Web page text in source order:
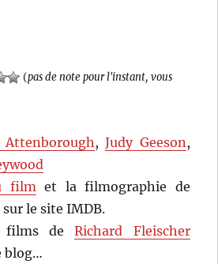
(pas de note pour l'instant, vous
Attenborough,Judy Geeson,
filmet la filmographie de
sur le site IMDB.
films deRichard Fleischer
blog…